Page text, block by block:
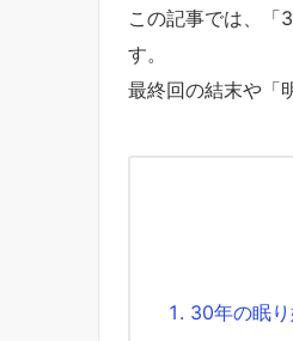
この記事では、「
す。
最終回の結末や「
30年の眠